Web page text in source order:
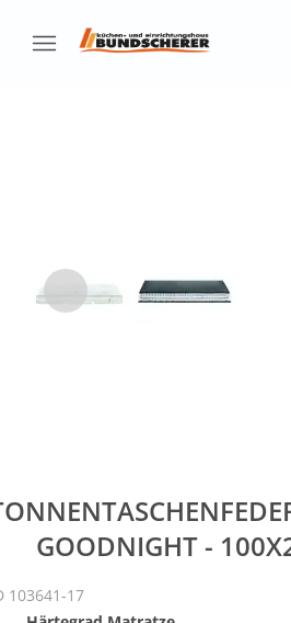
GOODNIGHT -
103641-17